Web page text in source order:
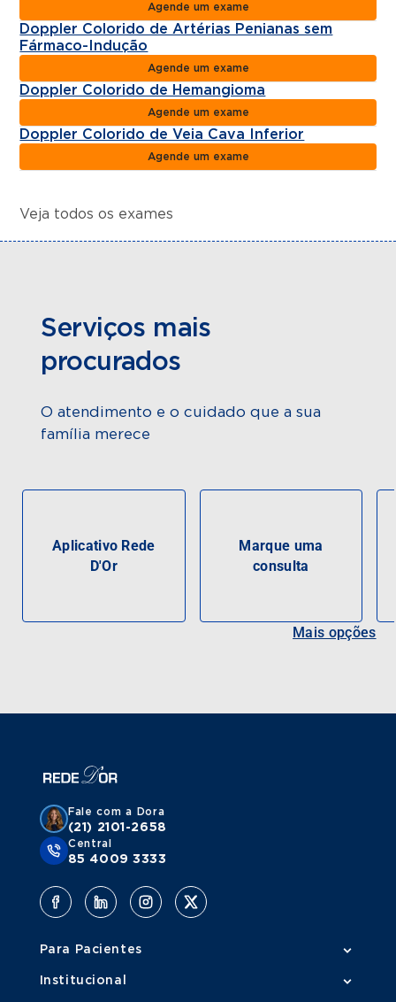
Agende um exame
Doppler Colorido de Artérias Penianas sem
Fármaco-Indução
Agende um exame
Doppler Colorido de Hemangioma
Agende um exame
Doppler Colorido de Veia Cava Inferior
Agende um exame
Veja todos os exames
Serviços mais
procurados
O atendimento e o cuidado que a sua
família merece
Aplicativo Rede
D'Or
Marque uma
consulta
Mais opções
Fale com a Dora
(21) 2101-2658
Central
85 4009 3333
Para Pacientes
Institucional